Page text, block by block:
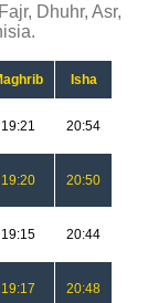
Dhuhr, Asr,
Isha
19:21 20:54
19:20 20:50
19:15 20:44
19:17 20:48